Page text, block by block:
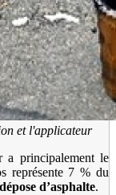
et l'applicateur
a principalement le
représente 7 % du
dépose d’asphalte.